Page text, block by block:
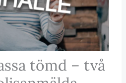
tömd – två